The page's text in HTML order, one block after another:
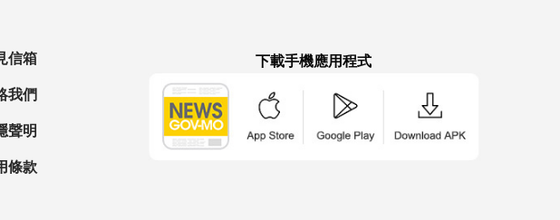
信箱
我們
聲明
條款
下載手機應用程式